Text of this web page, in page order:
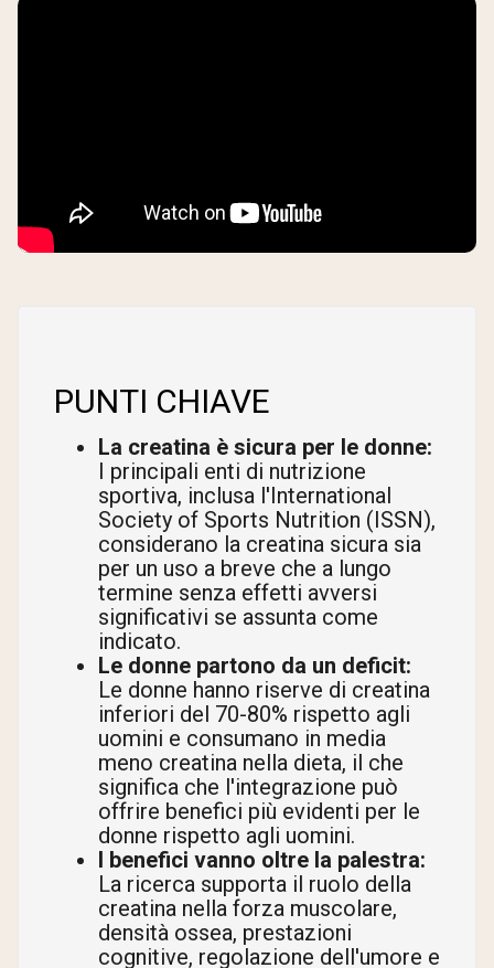
PUNTI CHIAVE
La creatina è sicura per le donne:
I principali enti di nutrizione
sportiva, inclusa l'International
Society of Sports Nutrition (ISSN),
considerano la creatina sicura sia
per un uso a breve che a lungo
termine senza effetti avversi
significativi se assunta come
indicato.
Le donne partono da un deficit:
Le donne hanno riserve di creatina
inferiori del 70-80% rispetto agli
uomini e consumano in media
meno creatina nella dieta, il che
significa che l'integrazione può
offrire benefici più evidenti per le
donne rispetto agli uomini.
I benefici vanno oltre la palestra:
La ricerca supporta il ruolo della
creatina nella forza muscolare,
densità ossea, prestazioni
cognitive, regolazione dell'umore e